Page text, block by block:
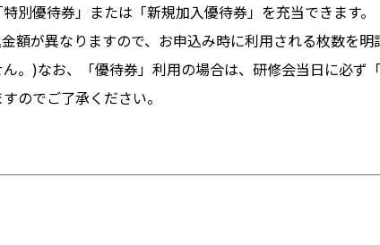
別優待券」または「新規加入優待券」を充当できます
額が異なりますので、お申込み時に利用される枚数を
。)なお、「優待券」利用の場合は、研修会当日に必ず
のでご了承ください。